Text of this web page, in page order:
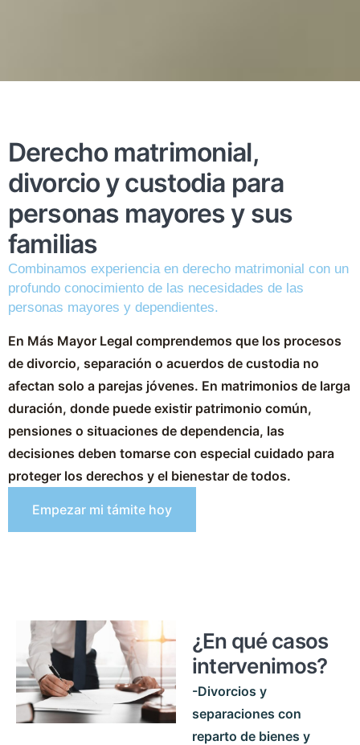
Derecho matrimonial,
divorcio y custodia para
personas mayores y sus
familias
Combinamos experiencia en derecho matrimonial con un
profundo conocimiento de las necesidades de las
personas mayores y dependientes.
En Más Mayor Legal comprendemos que los procesos
de divorcio, separación o acuerdos de custodia no
afectan solo a parejas jóvenes. En matrimonios de larga
duración, donde puede existir patrimonio común,
pensiones o situaciones de dependencia, las
decisiones deben tomarse con especial cuidado para
proteger los derechos y el bienestar de todos.
Empezar mi támite hoy
¿En qué casos
intervenimos?
-Divorcios y
separaciones con
reparto de bienes y